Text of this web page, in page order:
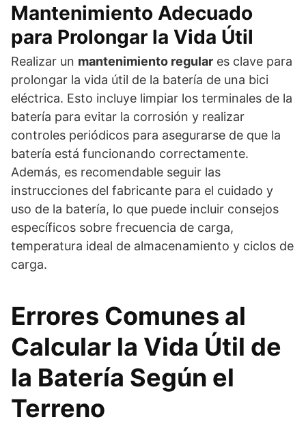
Mantenimiento Adecuado
para Prolongar la Vida Útil
Realizar un mantenimiento regular es clave para
prolongar la vida útil de la batería de una bici
eléctrica. Esto incluye limpiar los terminales de la
batería para evitar la corrosión y realizar
controles periódicos para asegurarse de que la
batería está funcionando correctamente.
Además, es recomendable seguir las
instrucciones del fabricante para el cuidado y
uso de la batería, lo que puede incluir consejos
específicos sobre frecuencia de carga,
temperatura ideal de almacenamiento y ciclos de
carga.
Errores Comunes al
Calcular la Vida Útil de
la Batería Según el
Terreno